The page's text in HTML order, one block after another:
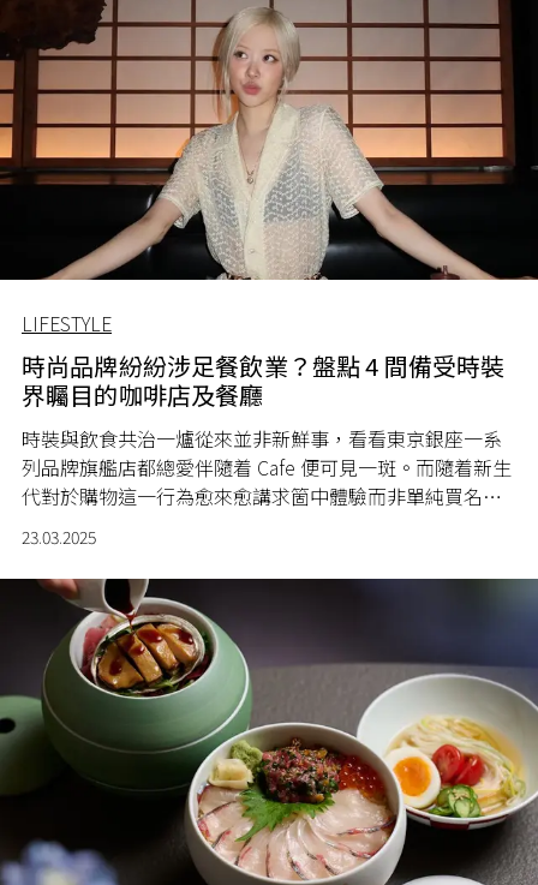
LIFESTYLE
時尚品牌紛紛涉足餐飲業？盤點 4 間備受時裝
界矚目的咖啡店及餐廳
時裝與飲食共治一爐從來並非新鮮事，看看東京銀座一系
列品牌旗艦店都總愛伴隨着 Cafe 便可見一斑。而隨着新生
代對於購物這一行為愈來愈講求箇中體驗而非單純買名
牌，近來時裝與飲食之間的合作可謂已達至登峰造極之
境，無論食物品質乃以創意度，均令人拍案叫絕，絕非供
人打卡便了事。現在一於盤點數個最讓你食指大動的案例
出來，保證眼界大開。
23.03.2025